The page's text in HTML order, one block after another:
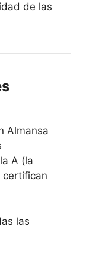
de las
Almansa
A (la
certifican
las